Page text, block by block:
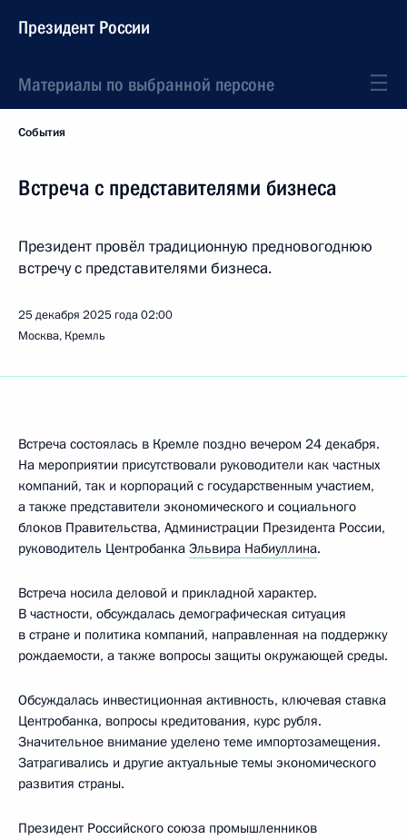
Президент России
Материалы по выбранной персоне
События
Встреча с представителями бизнеса
Президент провёл традиционную предновогоднюю
встречу с представителями бизнеса.
25 декабря 2025 года02:00
Москва, Кремль
Встреча состоялась в Кремле поздно вечером 24 декабря.
На мероприятии присутствовали руководители как частных
компаний, так и корпораций с государственным участием,
а также представители экономического и социального
блоков Правительства, Администрации Президента России,
руководитель Центробанка Эльвира Набиуллина.
Встреча носила деловой и прикладной характер.
В частности, обсуждалась демографическая ситуация
в стране и политика компаний, направленная на поддержку
рождаемости, а также вопросы защиты окружающей среды.
Обсуждалась инвестиционная активность, ключевая ставка
Центробанка, вопросы кредитования, курс рубля.
Значительное внимание уделено теме импортозамещения.
Затрагивались и другие актуальные темы экономического
развития страны.
Президент Российского союза промышленников